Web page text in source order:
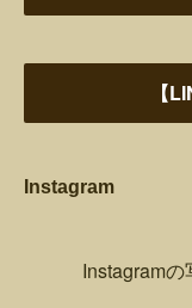
【
Instagram
Instagramの